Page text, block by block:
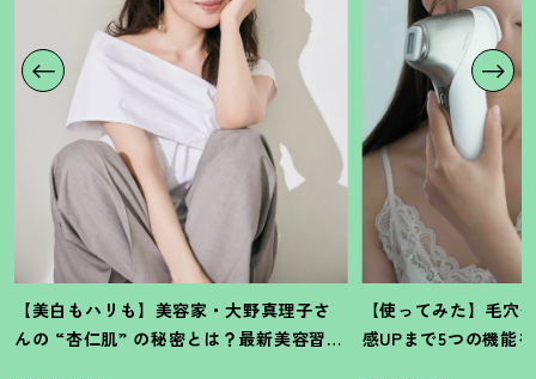
【美白もハリも】美容家・大野真理子さ
んの “杏仁肌” の秘密とは ？ 最新美容習慣
【使ってみた】毛穴
感UPまで5つの機能